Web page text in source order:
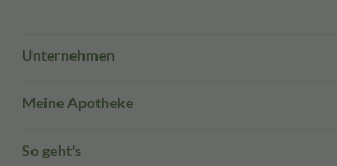
Unternehmen
Meine Apotheke
So geht's